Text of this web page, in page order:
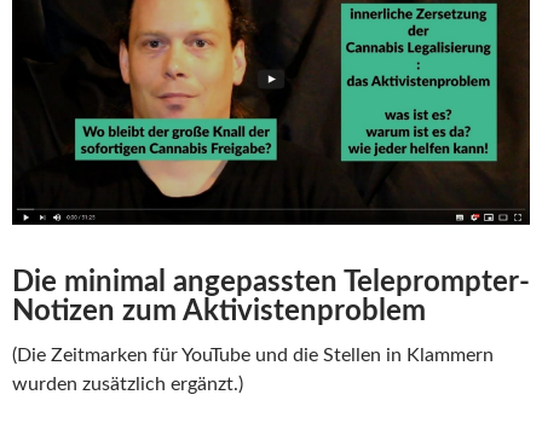
Die minimal angepassten Teleprompter-
Notizen zum Aktivistenproblem
(Die Zeitmarken für YouTube und die Stellen in Klammern
wurden zusätzlich ergänzt.)